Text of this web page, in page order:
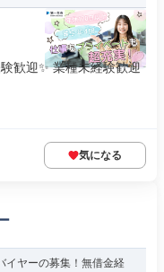
歓迎✨ 業種未経験歓迎
気になる
イヤーの募集！無借金経